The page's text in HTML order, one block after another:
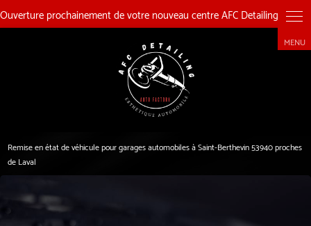
Remise en état de véhicule pour garages automobiles à Saint-Berthevin 53940 proches
de Laval
Panneau de gestion des cookies